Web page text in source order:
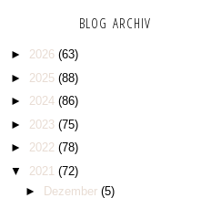
BLOG ARCHIV
► 2026 (63)
► 2025 (88)
► 2024 (86)
► 2023 (75)
► 2022 (78)
▼ 2021 (72)
►
Dezember (5)